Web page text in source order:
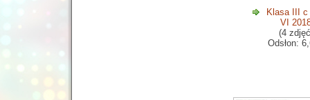
Klasa III c
VI
(4
Odsłon: